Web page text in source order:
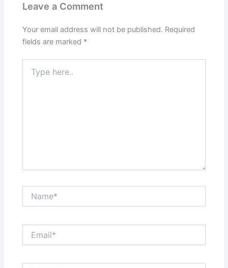
Leave a Comment
Your email address will not be published. Required
fields are marked *
here..